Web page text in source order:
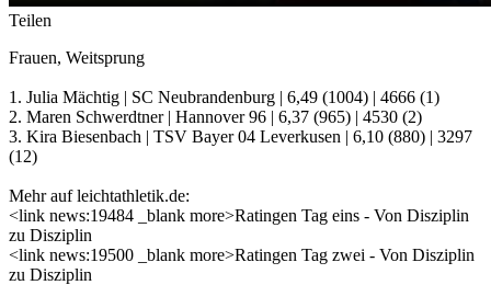
Teilen
Frauen, Weitsprung
1. Julia Mächtig | SC Neubrandenburg | 6,49 (1004) | 4666 (1)
2. Maren Schwerdtner | Hannover 96 | 6,37 (965) | 4530 (2)
3. Kira Biesenbach | TSV Bayer 04 Leverkusen | 6,10 (880) | 3297
(12)
Mehr auf leichtathletik.de:
<link news:19484 _blank more>Ratingen Tag eins - Von Disziplin
zu Disziplin
<link news:19500 _blank more>Ratingen Tag zwei - Von Disziplin
zu Disziplin